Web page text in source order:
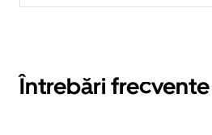
Întrebări frecvente